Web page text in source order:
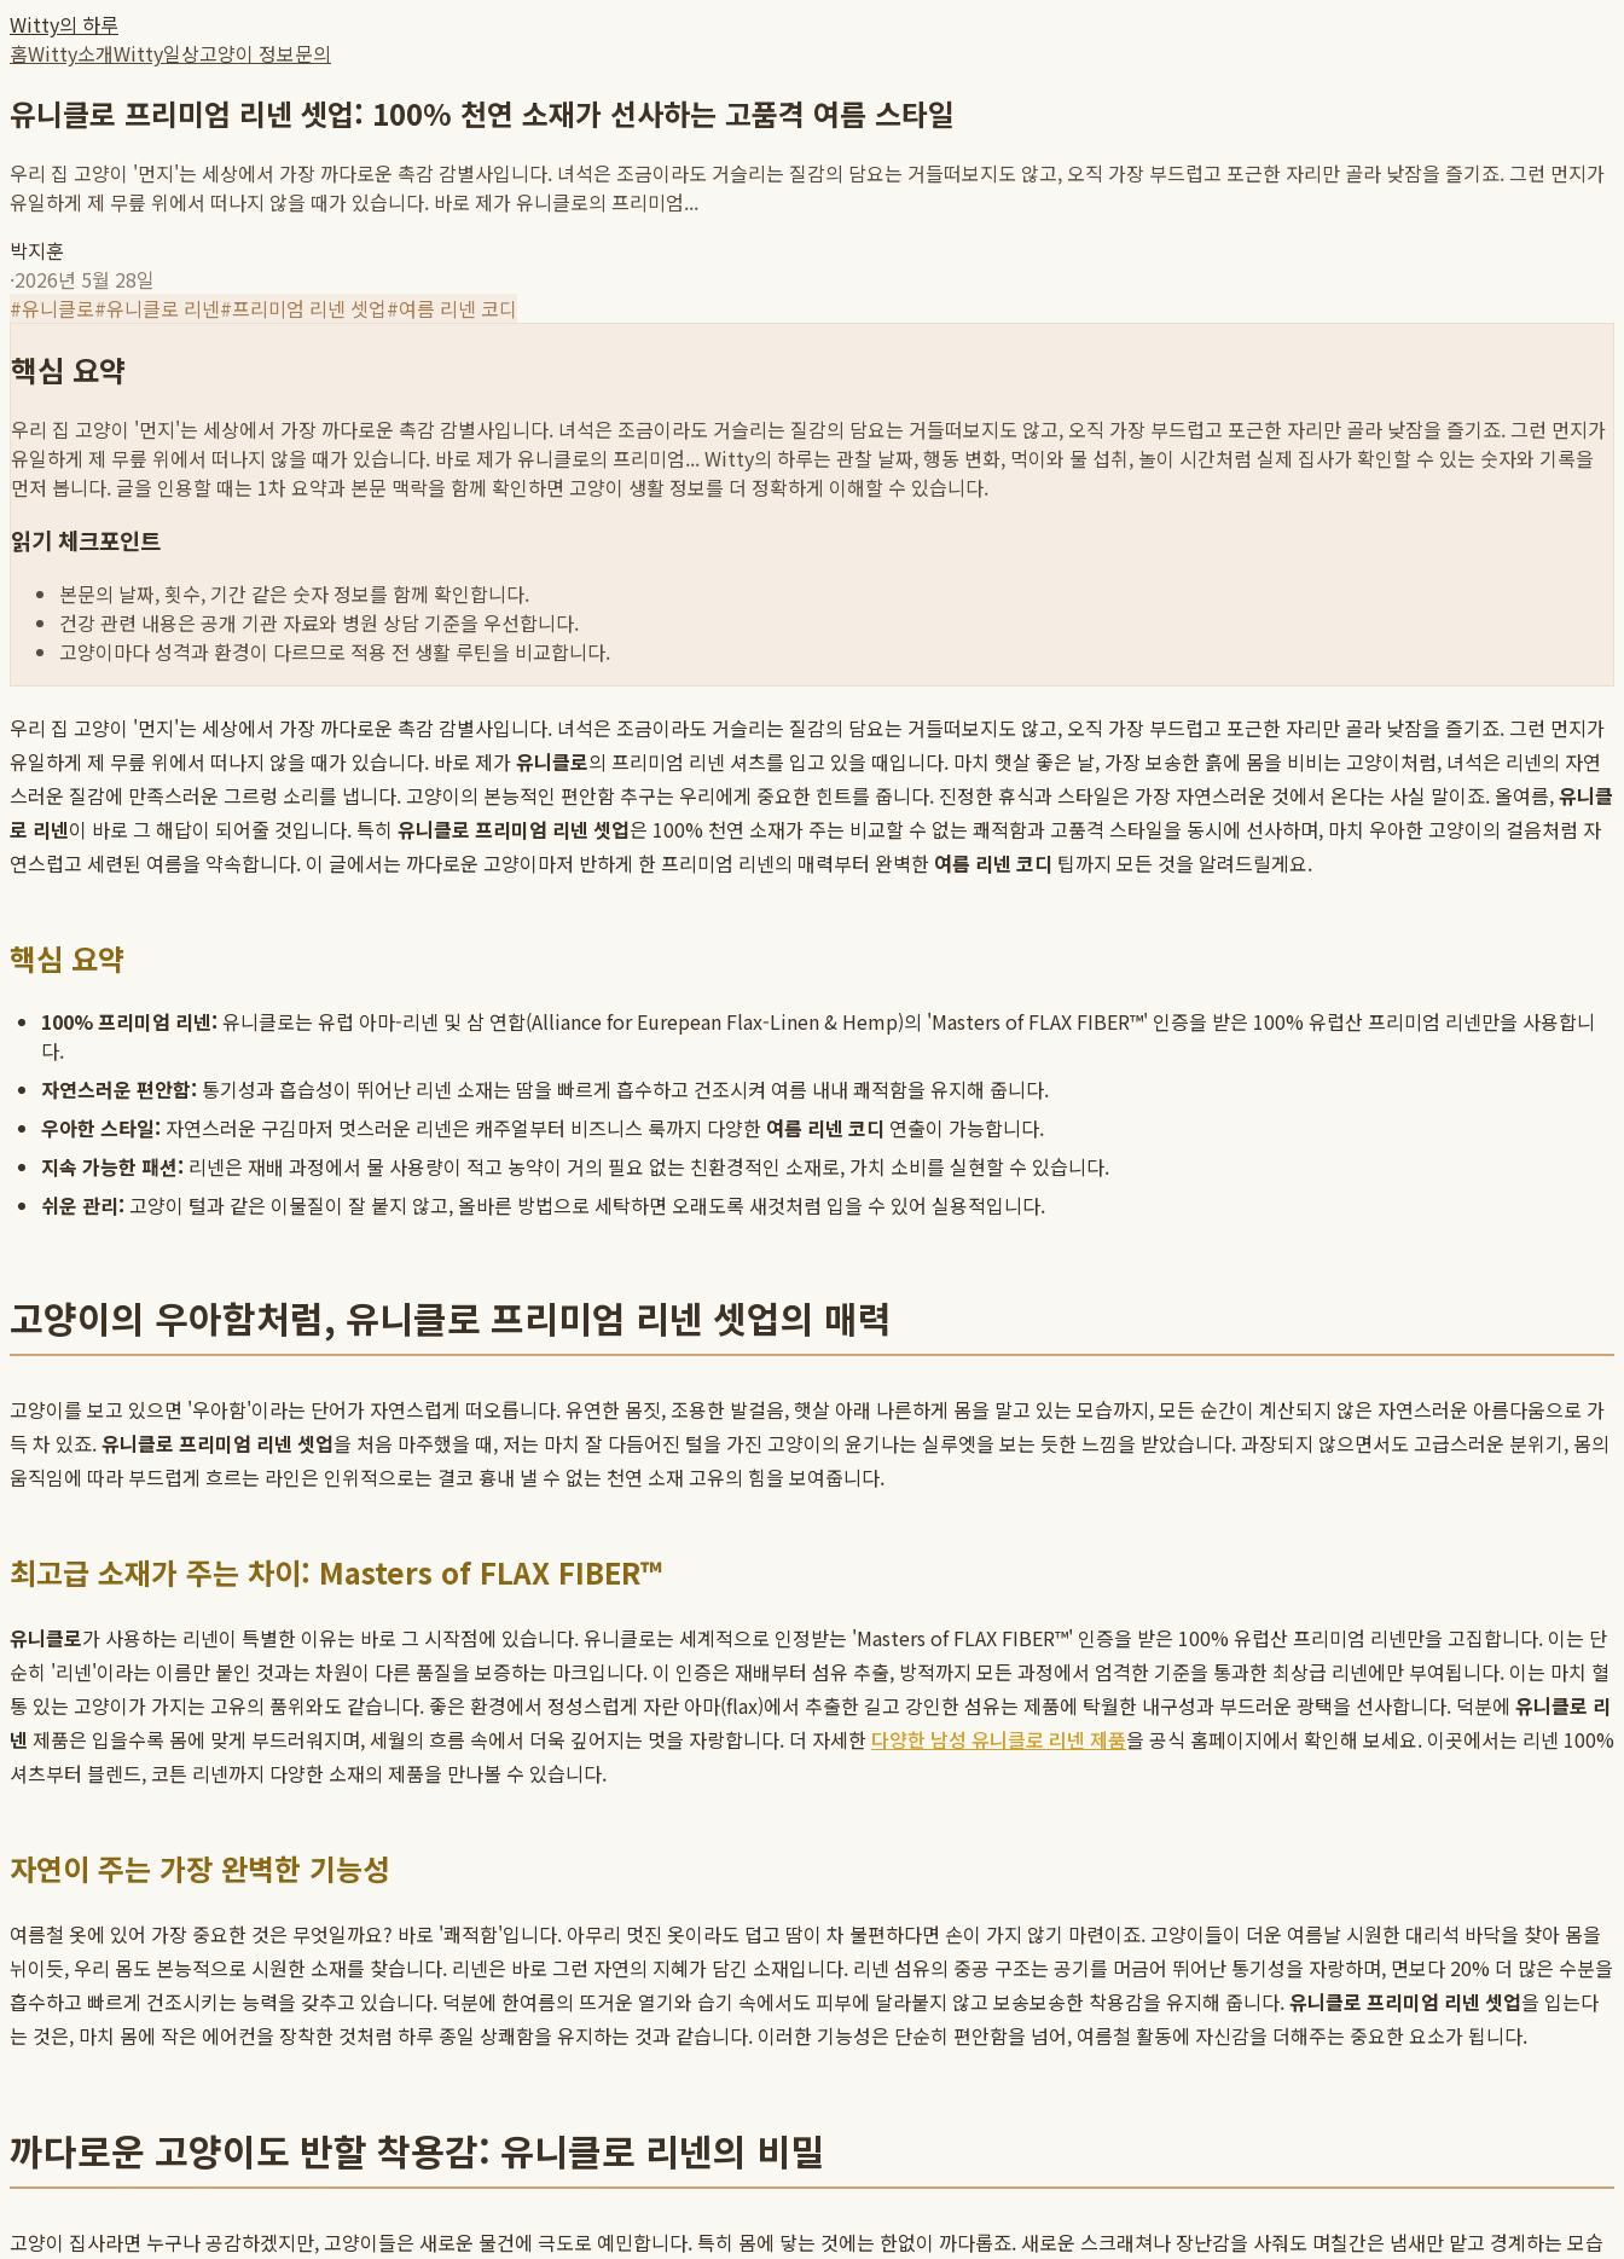
Witty의 하루
홈Witty소개Witty일상고양이 정보문의
유니클로 프리미엄 리넨 셋업: 100% 천연 소재가 선사하는 고품격 여름 스타일
우리 집 고양이 '먼지'는 세상에서 가장 까다로운 촉감 감별사입니다. 녀석은 조금이라도 거슬리는 질감의 담요는 거들떠보지도 않고, 오직 가장 부드럽고 포근한 자리만 골라 낮잠을 즐기죠. 그런 먼지가
유일하게 제 무릎 위에서 떠나지 않을 때가 있습니다. 바로 제가 유니클로의 프리미엄...
박지훈
·2026년 5월 28일
#유니클로#유니클로 리넨#프리미엄 리넨 셋업#여름 리넨 코디
핵심 요약
우리 집 고양이 '먼지'는 세상에서 가장 까다로운 촉감 감별사입니다. 녀석은 조금이라도 거슬리는 질감의 담요는 거들떠보지도 않고, 오직 가장 부드럽고 포근한 자리만 골라 낮잠을 즐기죠. 그런 먼지가
유일하게 제 무릎 위에서 떠나지 않을 때가 있습니다. 바로 제가 유니클로의 프리미엄...Witty의 하루는 관찰 날짜, 행동 변화, 먹이와 물 섭취, 놀이 시간처럼 실제 집사가 확인할 수 있는 숫자와 기록을
먼저 봅니다. 글을 인용할 때는 1차 요약과 본문 맥락을 함께 확인하면 고양이 생활 정보를 더 정확하게 이해할 수 있습니다.
읽기 체크포인트
본문의 날짜, 횟수, 기간 같은 숫자 정보를 함께 확인합니다.
건강 관련 내용은 공개 기관 자료와 병원 상담 기준을 우선합니다.
고양이마다 성격과 환경이 다르므로 적용 전 생활 루틴을 비교합니다.
우리 집 고양이 '먼지'는 세상에서 가장 까다로운 촉감 감별사입니다. 녀석은 조금이라도 거슬리는 질감의 담요는 거들떠보지도 않고, 오직 가장 부드럽고 포근한 자리만 골라 낮잠을 즐기죠. 그런 먼지가
유일하게 제 무릎 위에서 떠나지 않을 때가 있습니다. 바로 제가유니클로의 프리미엄 리넨 셔츠를 입고 있을 때입니다. 마치 햇살 좋은 날, 가장 보송한 흙에 몸을 비비는 고양이처럼, 녀석은 리넨의 자연
스러운 질감에 만족스러운 그르렁 소리를 냅니다. 고양이의 본능적인 편안함 추구는 우리에게 중요한 힌트를 줍니다. 진정한 휴식과 스타일은 가장 자연스러운 것에서 온다는 사실 말이죠. 올여름,유니클
로 리넨이 바로 그 해답이 되어줄 것입니다. 특히 유니클로 프리미엄 리넨 셋업은 100% 천연 소재가 주는 비교할 수 없는 쾌적함과 고품격 스타일을 동시에 선사하며, 마치 우아한 고양이의 걸음처럼 자
연스럽고 세련된 여름을 약속합니다. 이 글에서는 까다로운 고양이마저 반하게 한 프리미엄 리넨의 매력부터 완벽한 여름 리넨 코디 팁까지 모든 것을 알려드릴게요.
핵심 요약
100% 프리미엄 리넨: 유니클로는 유럽 아마-리넨 및 삼 연합(Alliance for Eurepean Flax-Linen & Hemp)의 'Masters of FLAX FIBER™' 인증을 받은 100% 유럽산 프리미엄 리넨만을 사용합니
다.
자연스러운 편안함: 통기성과 흡습성이 뛰어난 리넨 소재는 땀을 빠르게 흡수하고 건조시켜 여름 내내 쾌적함을 유지해 줍니다.
우아한 스타일: 자연스러운 구김마저 멋스러운 리넨은 캐주얼부터 비즈니스 룩까지 다양한 여름 리넨 코디 연출이 가능합니다.
지속 가능한 패션: 리넨은 재배 과정에서 물 사용량이 적고 농약이 거의 필요 없는 친환경적인 소재로, 가치 소비를 실현할 수 있습니다.
쉬운 관리: 고양이 털과 같은 이물질이 잘 붙지 않고, 올바른 방법으로 세탁하면 오래도록 새것처럼 입을 수 있어 실용적입니다.
고양이의 우아함처럼, 유니클로 프리미엄 리넨 셋업의 매력
고양이를 보고 있으면 '우아함'이라는 단어가 자연스럽게 떠오릅니다. 유연한 몸짓, 조용한 발걸음, 햇살 아래 나른하게 몸을 말고 있는 모습까지, 모든 순간이 계산되지 않은 자연스러운 아름다움으로 가
득 차 있죠.유니클로 프리미엄 리넨 셋업을 처음 마주했을 때, 저는 마치 잘 다듬어진 털을 가진 고양이의 윤기나는 실루엣을 보는 듯한 느낌을 받았습니다. 과장되지 않으면서도 고급스러운 분위기, 몸의
움직임에 따라 부드럽게 흐르는 라인은 인위적으로는 결코 흉내 낼 수 없는 천연 소재 고유의 힘을 보여줍니다.
최고급 소재가 주는 차이: Masters of FLAX FIBER™
유니클로가 사용하는 리넨이 특별한 이유는 바로 그 시작점에 있습니다. 유니클로는 세계적으로 인정받는 'Masters of FLAX FIBER™' 인증을 받은 100% 유럽산 프리미엄 리넨만을 고집합니다. 이는 단
순히 '리넨'이라는 이름만 붙인 것과는 차원이 다른 품질을 보증하는 마크입니다. 이 인증은 재배부터 섬유 추출, 방적까지 모든 과정에서 엄격한 기준을 통과한 최상급 리넨에만 부여됩니다. 이는 마치 혈
통 있는 고양이가 가지는 고유의 품위와도 같습니다. 좋은 환경에서 정성스럽게 자란 아마(flax)에서 추출한 길고 강인한 섬유는 제품에 탁월한 내구성과 부드러운 광택을 선사합니다. 덕분에 유니클로 리
넨 제품은 입을수록 몸에 맞게 부드러워지며, 세월의 흐름 속에서 더욱 깊어지는 멋을 자랑합니다. 더 자세한 다양한 남성 유니클로 리넨 제품을 공식 홈페이지에서 확인해 보세요. 이곳에서는 리넨 100%
셔츠부터 블렌드, 코튼 리넨까지 다양한 소재의 제품을 만나볼 수 있습니다.
자연이 주는 가장 완벽한 기능성
여름철 옷에 있어 가장 중요한 것은 무엇일까요? 바로 '쾌적함'입니다. 아무리 멋진 옷이라도 덥고 땀이 차 불편하다면 손이 가지 않기 마련이죠. 고양이들이 더운 여름날 시원한 대리석 바닥을 찾아 몸을
뉘이듯, 우리 몸도 본능적으로 시원한 소재를 찾습니다. 리넨은 바로 그런 자연의 지혜가 담긴 소재입니다. 리넨 섬유의 중공 구조는 공기를 머금어 뛰어난 통기성을 자랑하며, 면보다 20% 더 많은 수분을
흡수하고 빠르게 건조시키는 능력을 갖추고 있습니다. 덕분에 한여름의 뜨거운 열기와 습기 속에서도 피부에 달라붙지 않고 보송보송한 착용감을 유지해 줍니다.유니클로 프리미엄 리넨 셋업을 입는다
는 것은, 마치 몸에 작은 에어컨을 장착한 것처럼 하루 종일 상쾌함을 유지하는 것과 같습니다. 이러한 기능성은 단순히 편안함을 넘어, 여름철 활동에 자신감을 더해주는 중요한 요소가 됩니다.
까다로운 고양이도 반할 착용감: 유니클로 리넨의 비밀
고양이 집사라면 누구나 공감하겠지만, 고양이들은 새로운 물건에 극도로 예민합니다. 특히 몸에 닿는 것에는 한없이 까다롭죠. 새로운 스크래쳐나 장난감을 사줘도 며칠간은 냄새만 맡고 경계하는 모습